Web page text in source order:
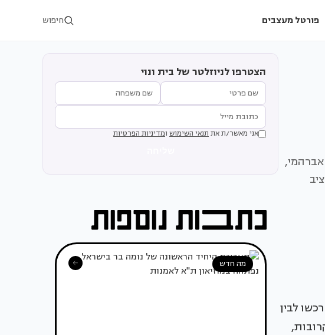
פורטל מעצבים חיפוש
לבין
הצטרפו לניוזלטר של בית ונוי
אני מאשר/ת את תנאי השימוש ומדיניות הפרטיות
מה חדש